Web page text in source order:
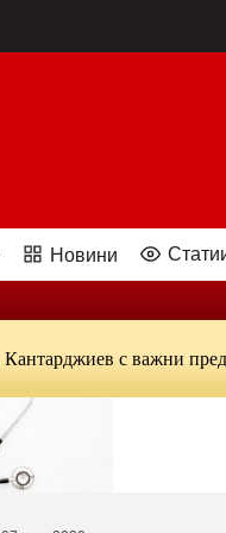
Новини
с важни